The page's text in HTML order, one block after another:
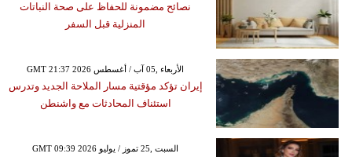
نصائح مضمونة للحفاظ على صحة النباتات
المنزلية قبل السفر
GMT 21:37 2026 الأربعاء ,05 آب / أغسطس
إيران تؤكد مؤقتية مسار الملاحة الجديد وتدرس
استئناف المحادثات مع واشنطن
GMT 09:39 2026 السبت ,25 تموز / يوليو